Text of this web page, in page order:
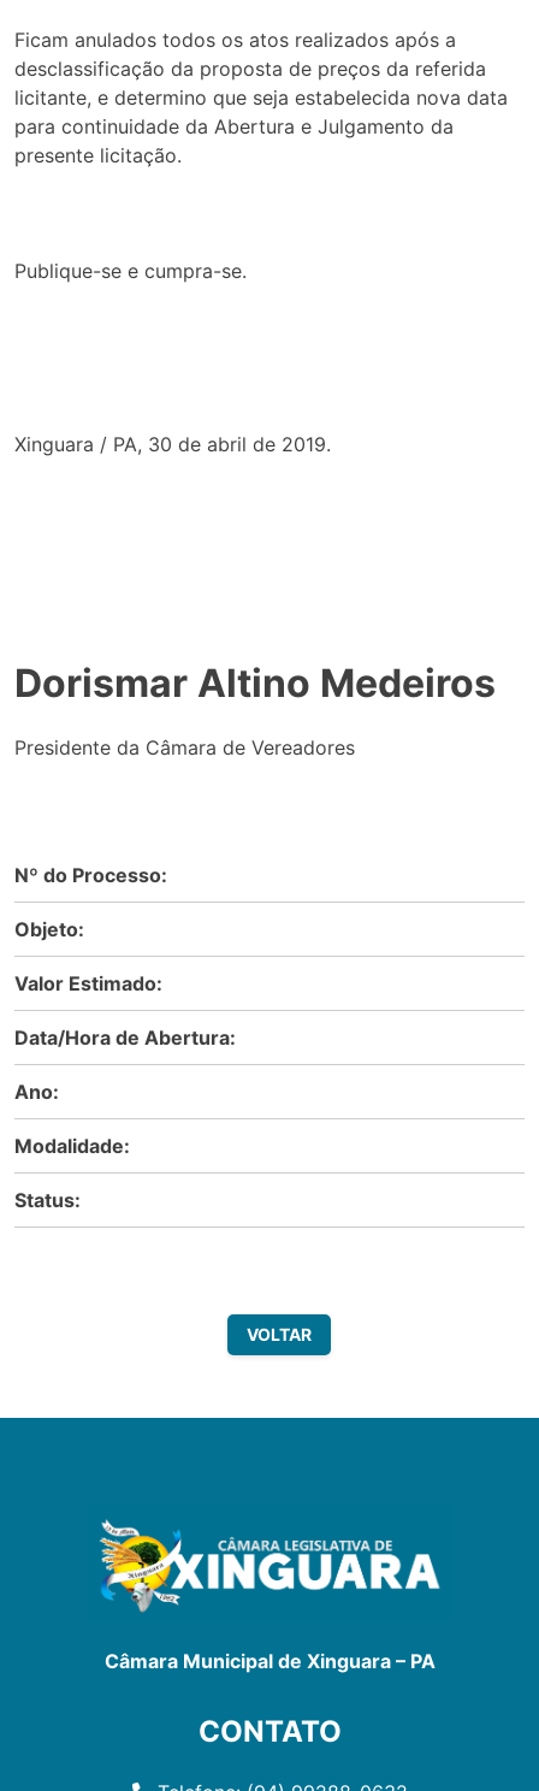
Ficam anulados todos os atos realizados após a
desclassificação da proposta de preços da referida
licitante, e determino que seja estabelecida nova data
para continuidade da Abertura e Julgamento da
presente licitação.
Publique-se e cumpra-se.
Xinguara / PA, 30 de abril de 2019.
Dorismar Altino Medeiros
Presidente da Câmara de Vereadores
Nº do Processo:
Objeto:
Valor Estimado:
Data/Hora de Abertura:
Ano:
Modalidade:
Status:
VOLTAR
Câmara Municipal de Xinguara – PA
CONTATO